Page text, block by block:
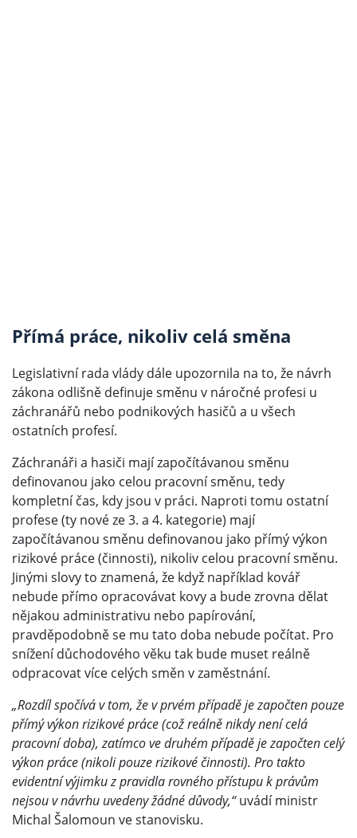
Přímá práce, nikoliv celá směna
Legislativní rada vlády dále upozornila na to, že návrh
zákona odlišně definuje směnu v náročné profesi u
záchranářů nebo podnikových hasičů a u všech
ostatních profesí.
Záchranáři a hasiči mají započítávanou směnu
definovanou jako celou pracovní směnu, tedy
kompletní čas, kdy jsou v práci. Naproti tomu ostatní
profese (ty nové ze 3. a 4. kategorie) mají
započítávanou směnu definovanou jako přímý výkon
rizikové práce (činnosti), nikoliv celou pracovní směnu.
Jinými slovy to znamená, že když například kovář
nebude přímo opracovávat kovy a bude zrovna dělat
nějakou administrativu nebo papírování,
pravděpodobně se mu tato doba nebude počítat. Pro
snížení důchodového věku tak bude muset reálně
odpracovat více celých směn v zaměstnání.
„Rozdíl spočívá v tom, že v prvém případě je započten pouze
přímý výkon rizikové práce (což reálně nikdy není celá
pracovní doba), zatímco ve druhém případě je započten celý
výkon práce (nikoli pouze rizikové činnosti). Pro takto
evidentní výjimku z pravidla rovného přístupu k právům
nejsou v návrhu uvedeny žádné důvody,“uvádí ministr
Michal Šalomoun ve stanovisku.